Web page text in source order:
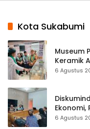
Kota Sukabumi
Museum
Keramik
Hampir
6 Agustus
Ekonomi,
Terbuka
6 Agustus